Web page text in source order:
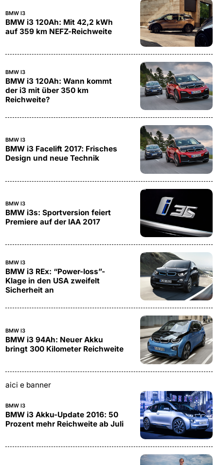
BMW I3
BMW i3 120Ah: Mit 42,2 kWh
auf 359 km NEFZ-Reichweite
BMW I3
BMW i3 120Ah: Wann kommt
der i3 mit über 350 km
Reichweite?
BMW I3
BMW i3 Facelift 2017: Frisches
Design und neue Technik
BMW I3
BMW i3s: Sportversion feiert
Premiere auf der IAA 2017
BMW I3
BMW i3 REx: “Power-loss”-
Klage in den USA zweifelt
Sicherheit an
BMW I3
BMW i3 94Ah: Neuer Akku
bringt 300 Kilometer Reichweite
aici e banner
BMW I3
BMW i3 Akku-Update 2016: 50
Prozent mehr Reichweite ab Juli